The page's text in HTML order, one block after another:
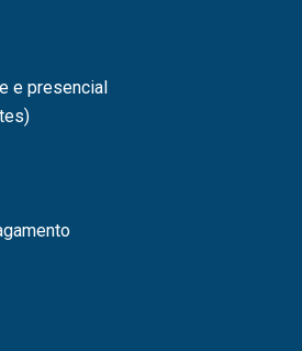
e presencial